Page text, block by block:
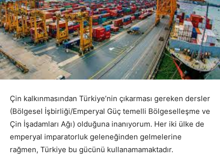
Çin kalkınmasından Türkiye’nin çıkarması gereken dersler
(Bölgesel İşbirliği/Emperyal Güç temelli Bölgeselleşme ve
Çin İşadamları Ağı) olduğuna inanıyorum. Her iki ülke de
emperyal imparatorluk geleneğinden gelmelerine
rağmen, Türkiye bu gücünü kullanamamaktadır.